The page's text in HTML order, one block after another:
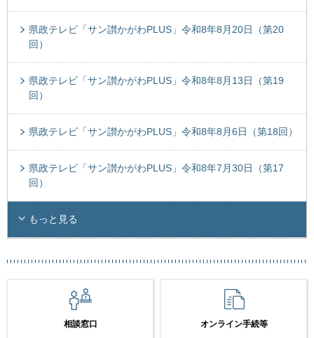
県政テレビ「サン讃かがわPLUS」令和8年8月20日（第20
回）
県政テレビ「サン讃かがわPLUS」令和8年8月13日（第19
回）
県政テレビ「サン讃かがわPLUS」令和8年8月6日（第18回）
県政テレビ「サン讃かがわPLUS」令和8年7月30日（第17
回）
もっと見る
相談窓口 オンライン手続等